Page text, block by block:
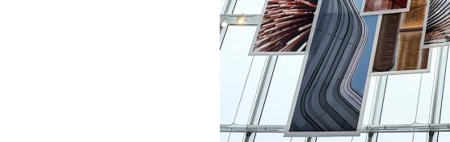
植栽管理・メンテナンス
高木・特殊伐採＆ケーブリング
植栽リノベーション
インテリアプランツ